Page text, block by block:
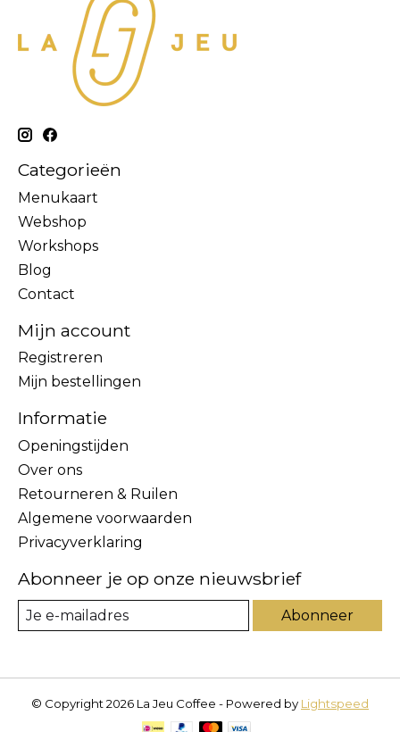
Categorieën
Menukaart
Webshop
Workshops
Blog
Contact
Mijn account
Registreren
Mijn bestellingen
Informatie
Openingstijden
Over ons
Retourneren & Ruilen
Algemene voorwaarden
Privacyverklaring
Abonneer je op onze nieuwsbrief
Abonneer
© Copyright 2026 La Jeu Coffee - Powered by Lightspeed